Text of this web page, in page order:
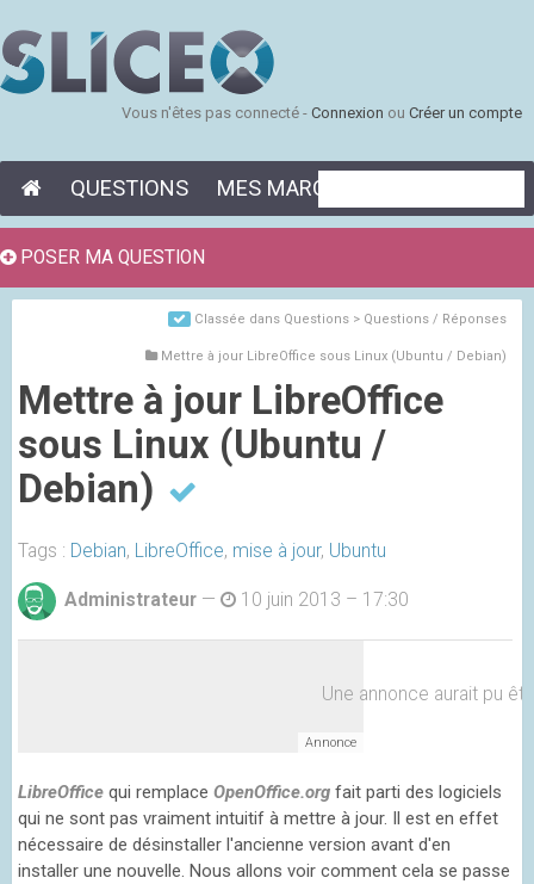
Vous n'êtes pas connecté - Connexion ou Créer un compte
QUESTIONS MES MARQUE-PAGES
Classée dans Questions > Questions / Réponses
Mettre à jour LibreOffice sous Linux (Ubuntu / Debian)
Mettre à jour LibreOffice
sous Linux (Ubuntu /
Debian)
Tags : Debian, LibreOffice, mise à jour, Ubuntu
Administrateur — 10 juin 2013 – 17:30
Une annonce aurait pu
LibreOffice qui remplace OpenOffice.org fait parti des logiciels
qui ne sont pas vraiment intuitif à mettre à jour. Il est en effet
nécessaire de désinstaller l'ancienne version avant d'en
installer une nouvelle. Nous allons voir comment cela se passe
POSER MA QUESTION